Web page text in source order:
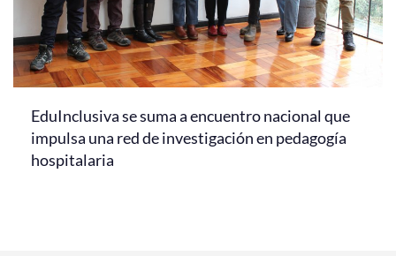
EduInclusiva se suma a encuentro nacional que
impulsa una red de investigación en pedagogía
hospitalaria